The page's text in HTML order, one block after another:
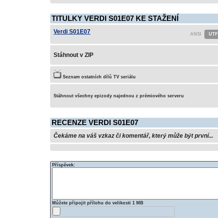
TITULKY VERDI S01E07 KE STAŽENÍ
Verdi S01E07
Stáhnout v ZIP
Seznam ostatních dílů TV seriálu
Stáhnout všechny epizody najednou z prémiového serveru
RECENZE VERDI S01E07
Čekáme na váš vzkaz či komentář, který může být první...
Příspěvek:
Můžete připojit přílohu do velikosti 1 MB